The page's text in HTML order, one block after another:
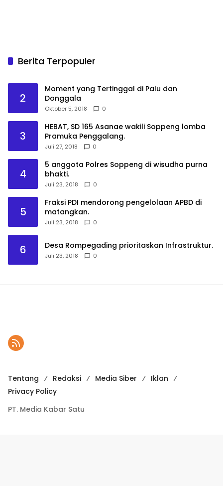
Berita Terpopuler
2
Moment yang Tertinggal di Palu dan
Donggala
Oktober 5, 2018 0
3
HEBAT, SD 165 Asanae wakili Soppeng lomba
Pramuka Penggalang.
Juli 27, 2018 0
4
5 anggota Polres Soppeng di wisudha purna
bhakti.
Juli 23, 2018 0
5
Fraksi PDI mendorong pengelolaan APBD di
matangkan.
Juli 23, 2018 0
6 Desa Rompegading prioritaskan Infrastruktur.
Juli 23, 2018 0
Tentang Redaksi Media Siber
Iklan
Privacy Policy
PT. Media Kabar Satu